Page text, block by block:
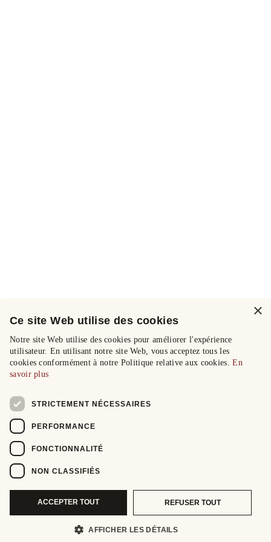
×
Ce site Web utilise des cookies
Notre site Web utilise des cookies pour améliorer l'expérience
utilisateur. En utilisant notre site Web, vous acceptez tous les
cookies conformément à notre Politique relative aux cookies.En
savoir plus
STRICTEMENT NÉCESSAIRES
PERFORMANCE
FONCTIONNALITÉ
NON CLASSIFIÉS
ACCEPTER TOUT REFUSER TOUT
AFFICHER LES DÉTAILS